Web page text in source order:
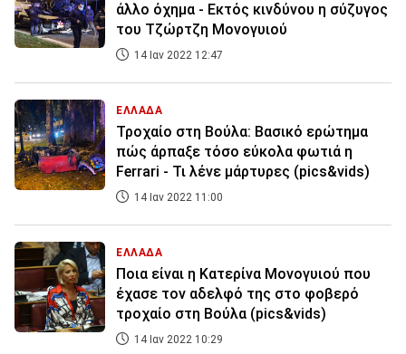
άλλο όχημα - Εκτός κινδύνου η σύζυγος
του Τζώρτζη Μονογυιού
14 Ιαν 2022 12:47
ΕΛΛΑΔΑ
Τροχαίο στη Βούλα: Βασικό ερώτημα
πώς άρπαξε τόσο εύκολα φωτιά η
Ferrari - Τι λένε μάρτυρες (pics&vids)
14 Ιαν 2022 11:00
ΕΛΛΑΔΑ
Ποια είναι η Κατερίνα Μονογυιού που
έχασε τον αδελφό της στο φοβερό
τροχαίο στη Βούλα (pics&vids)
14 Ιαν 2022 10:29